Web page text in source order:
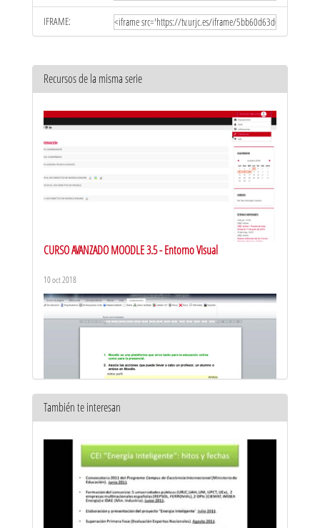
IFRAME:
Recursos de la misma serie
CURSO AVANZADO MOODLE 3.5 - Entorno Visual
10 oct 2018
formato GIFT
También te interesan